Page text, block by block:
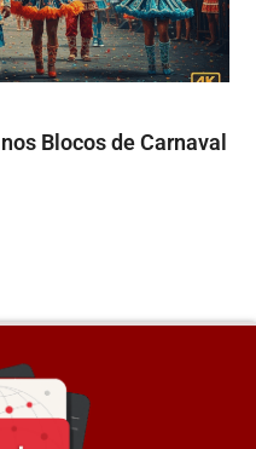
Blocos de Carnaval